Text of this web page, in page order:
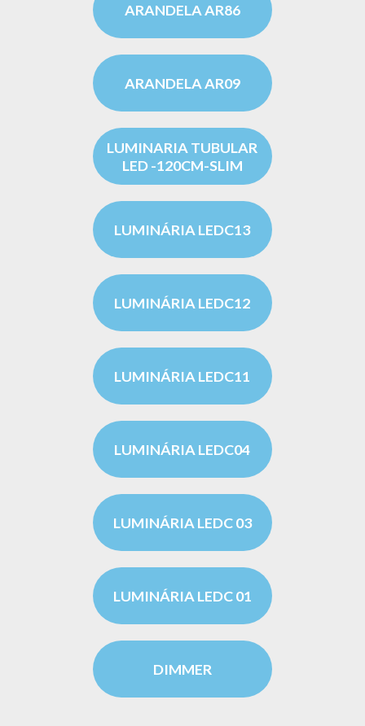
ARANDELA AR86
ARANDELA AR09
LUMINARIA TUBULAR
LED -120CM-SLIM
LUMINÁRIA LEDC13
LUMINÁRIA LEDC12
LUMINÁRIA LEDC11
LUMINÁRIA LEDC04
LUMINÁRIA LEDC 03
LUMINÁRIA LEDC 01
DIMMER